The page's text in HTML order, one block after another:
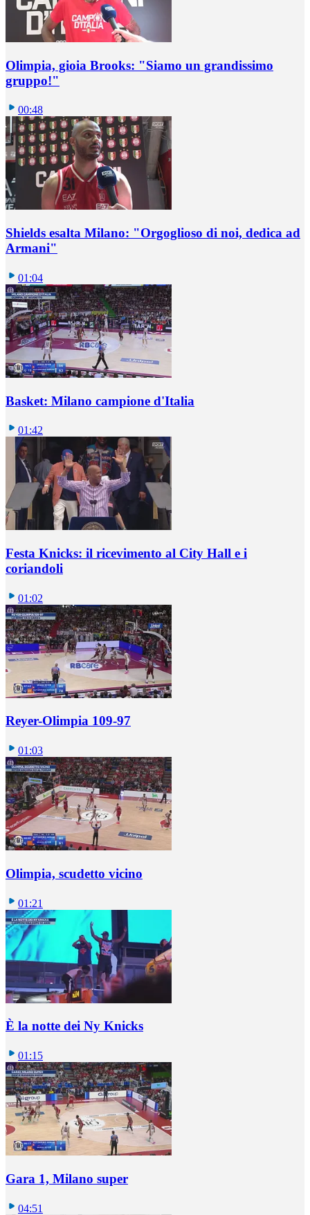
Olimpia, gioia Brooks: "Siamo un grandissimo
gruppo!"
00:48
Shields esalta Milano: "Orgoglioso di noi, dedica ad
Armani"
01:04
Basket: Milano campione d'Italia
01:42
Festa Knicks: il ricevimento al City Hall e i
coriandoli
01:02
Reyer-Olimpia 109-97
01:03
Olimpia, scudetto vicino
01:21
È la notte dei Ny Knicks
01:15
Gara 1, Milano super
04:51